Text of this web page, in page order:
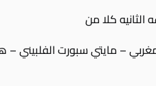
كلا من
– مايتي سبورت الفلبيني –